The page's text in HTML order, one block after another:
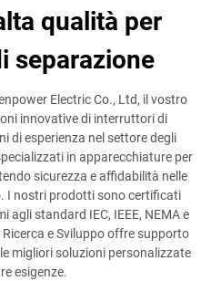
qualità per
separazione
Electric Co., Ltd, il vostro
innovative di interruttori di
di esperienza nel settore degli
in apparecchiature per
sicurezza e affidabilità nelle
I nostri prodotti sono certificati
agli standard IEC, IEEE, NEMA e
e Sviluppo offre supporto
migliori soluzioni personalizzate
esigenze.